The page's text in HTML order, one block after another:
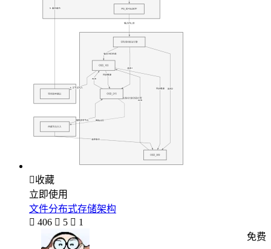
收藏
立即使用
文件分布式存储架构
 406  5  1
免费